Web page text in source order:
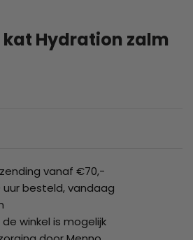
Hydration zalm
vanaf €70,-
uur besteld, vandaag
winkel is mogelijk